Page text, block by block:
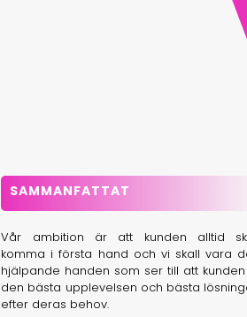
SAMMANFATTAT
Vår ambition är att kunden alltid
komma i första hand och vi skall vara
hjälpande handen som ser till att
den bästa upplevelsen och bästa
efter deras behov.